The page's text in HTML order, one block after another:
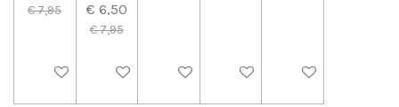
€ 7,95
In winkelwagen
€ 6,50
€ 7,95
In winkelwagenIn winkelwagenIn winkelwagenUitverkocht